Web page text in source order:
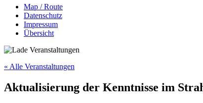
Map / Route
Datenschutz
Impressum
Übersicht
« Alle Veranstaltungen
Aktualisierung der Kenntnisse im